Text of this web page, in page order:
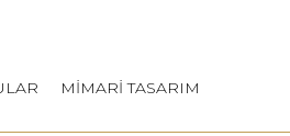
MİMARİ TASARIM